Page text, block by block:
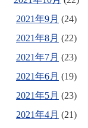
2021年9月 (24)
2021年8月 (22)
2021年7月 (23)
2021年6月 (19)
2021年5月 (23)
2021年4月 (21)